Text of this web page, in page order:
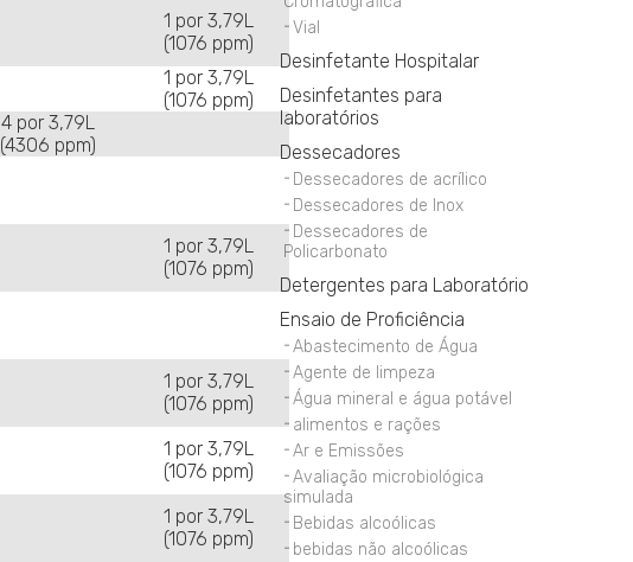
1 por 3,79L
(1076 ppm)
1 por 3,79L
(1076 ppm)
4 por 3,79L
(4306 ppm)
1 por 3,79L
(1076 ppm)
1 por 3,79L
(1076 ppm)
1 por 3,79L
(1076 ppm)
1 por 3,79L
(1076 ppm)
Vial
Desinfetante Hospitalar
Desinfetantes para
laboratórios
Dessecadores
Dessecadores de acrílico
Dessecadores de Inox
Dessecadores de
Policarbonato
Detergentes para Laboratório
Ensaio de Proficiência
Abastecimento de Água
Agente de limpeza
Água mineral e água potável
alimentos e rações
Ar e Emissões
Avaliação microbiológica
simulada
Bebidas alcoólicas
bebidas não alcoólicas